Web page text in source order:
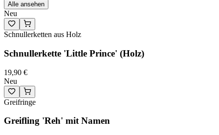
Alle ansehen
Neu
Schnullerketten aus Holz
Schnullerkette 'Little Prince' (Holz)
19,90 €
Neu
Greifringe
Greifling 'Reh' mit Namen